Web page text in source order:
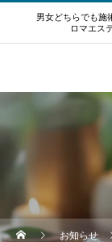
男女どちらでも施
ロマエス
お知らせ